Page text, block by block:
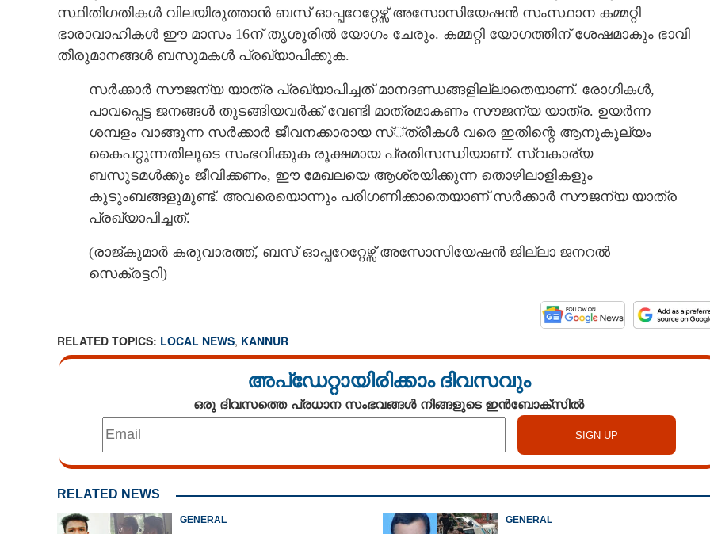
സ്ഥിതിഗതികൾ വിലയിരുത്താൻ ബസ് ഓപ്പറേറ്റേഴ്സ് അസോസിയേഷൻ സംസ്ഥാന കമ്മറ്റി
ഭാരാവാഹികൾ ഈ മാസം 16ന് തൃശൂരിൽ യോഗം ചേരും. കമ്മറ്റി യോഗത്തിന് ശേഷമാകും ഭാവി
തീരുമാനങ്ങൾ ബസുമകൾ പ്രഖ്യാപിക്കുക.
സർക്കാർ സൗജന്യ യാത്ര പ്രഖ്യാപിച്ചത് മാനദണ്ഡങ്ങളില്ലാതെയാണ്. രോഗികൾ,
പാവപ്പെട്ട ജനങ്ങൾ തുടങ്ങിയവർക്ക് വേണ്ടി മാത്രമാകണം സൗജന്യ യാത്ര. ഉയർന്ന
ശമ്പളം വാങ്ങുന്ന സർക്കാർ ജീവനക്കാരായ സ്്ത്രീകൾ വരെ ഇതിന്റെ ആനുകൂല്യം
കൈപറ്റുന്നതിലൂടെ സംഭവിക്കുക രൂക്ഷമായ പ്രതിസന്ധിയാണ്. സ്വകാര്യ
ബസുടമൾക്കും ജീവിക്കണം, ഈ മേഖലയെ ആശ്രയിക്കുന്ന തൊഴിലാളികളും
കുടുംബങ്ങളുമുണ്ട്. അവരെയൊന്നും പരിഗണിക്കാതെയാണ് സർക്കാർ സൗജന്യ യാത്ര
പ്രഖ്യാപിച്ചത്.
(രാജ്കുമാർ കരുവാരത്ത്, ബസ് ഓപ്പറേറ്റേഴ്സ് അസോസിയേഷൻ ജില്ലാ ജനറൽ
സെക്രട്ടറി)
RELATED TOPICS: LOCAL NEWS, KANNUR
അപ്ഡേറ്റായിരിക്കാം ദിവസവും
ഒരു ദിവസത്തെ പ്രധാന സംഭവങ്ങൾ നിങ്ങളുടെ ഇൻബോക്സിൽ
RELATED NEWS
GENERAL GENERAL